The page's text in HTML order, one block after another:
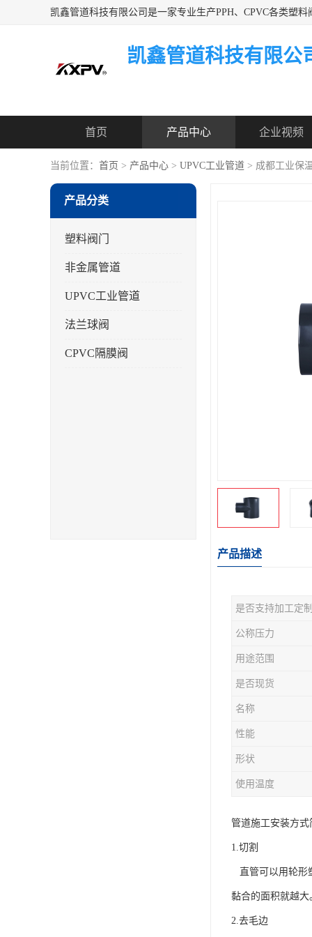
凯鑫管道科技有限公
首页 产品中心 企业视频
当前位置： 首页 > 产品中心 > UPVC工业管道 > 成都工业保
产品分类
塑料阀门
非金属管道
UPVC工业管道
法兰球阀
CPVC隔膜阀
产品描述
是否支持加工定制
公称压力
用途范围
是否现货
名称
性能
形状
使用温度
管道施工安装方式
1.切割
直管可以用轮形
黏合的面积就越大
2.去毛边